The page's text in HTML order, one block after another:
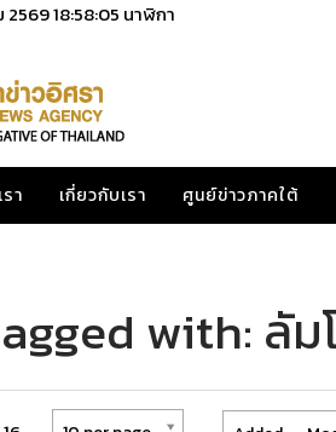
256918:58:06 นาฬิกา
า เกี่ยวกับเรา ศูนย์ข่าวภาคใต้
with: ลัม